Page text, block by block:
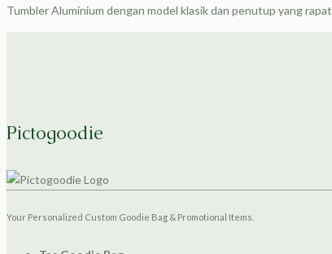
Tumbler Aluminium dengan model klasik dan penutup yang rapat
Pictogoodie
Your Personalized Custom Goodie Bag & Promotional Items.